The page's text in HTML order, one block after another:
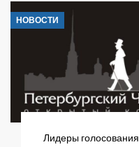
НОВОСТИ
Лидеры голосования